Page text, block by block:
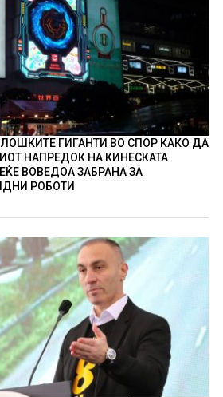
ГИГАНТИ ВО СПОР КАКО ДА
НАПРЕДОК НА КИНЕСКАТА
ВОВЕДОА ЗАБРАНА ЗА
РОБОТИ